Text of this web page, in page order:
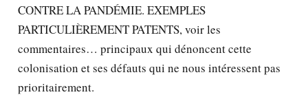
CONTRE LA PANDÉMIE. EXEMPLES
PARTICULIÈREMENT PATENTS, voir les
commentaires… principaux qui dénoncent cette
colonisation et ses défauts qui ne nous intéressent pas
prioritairement.